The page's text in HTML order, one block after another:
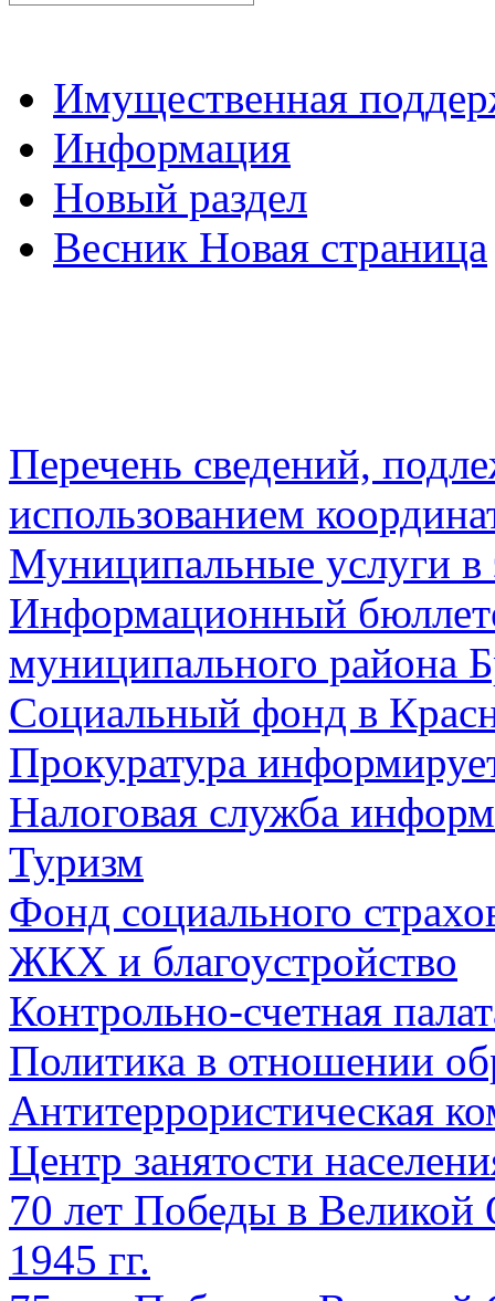
Имущественная
Информация
Новый раздел
Весник Новая страница
Перечень сведений,
использованием
Муниципальные услуги в
Информационный
муниципального района
Социальный фонд в
Прокуратура
Налоговая служба
Туризм
Фонд социального
ЖКХ и благоустройство
Контрольно-счетная
Политика в отношении
Антитеррористическая
Центр занятости
70 лет Победы в Великой
1945 гг.